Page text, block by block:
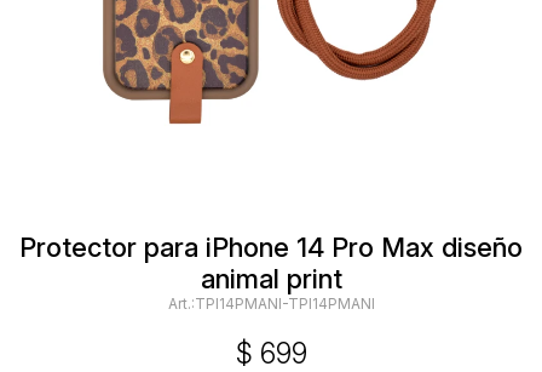
Protector para iPhone 14 Pro Max diseño
animal print
TPI14PMANI-TPI14PMANI
$ 699